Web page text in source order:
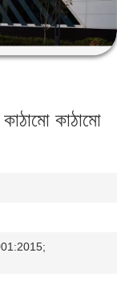
কাঠামো